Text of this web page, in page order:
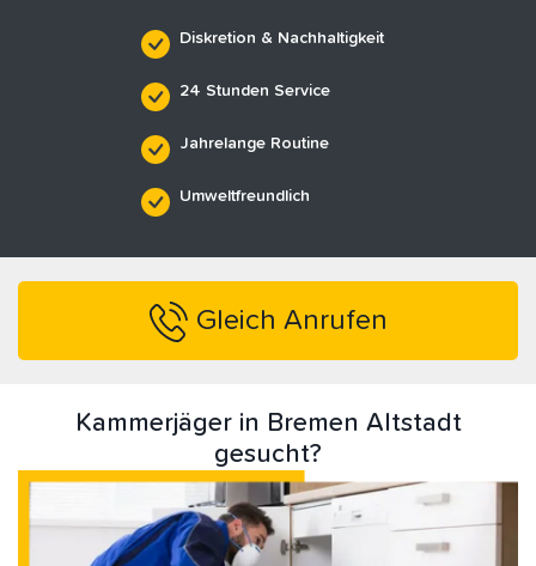
Diskretion & Nachhaltigkeit
24 Stunden Service
Jahrelange Routine
Umweltfreundlich
Gleich Anrufen
Kammerjäger in Bremen Altstadt
gesucht?